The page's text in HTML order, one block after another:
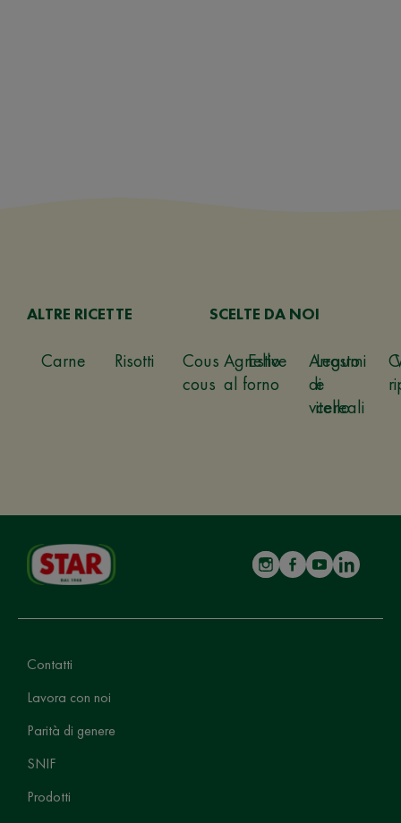
ALTRE RICETTE
Carne Risotti
Cous
cous
Estive
Legumi
e
cereali
SCELTE DA NOI
Agnello
al forno
Arrosto
di
vitello
Contatti
Lavora con noi
Parità di genere
SNIF
Prodotti